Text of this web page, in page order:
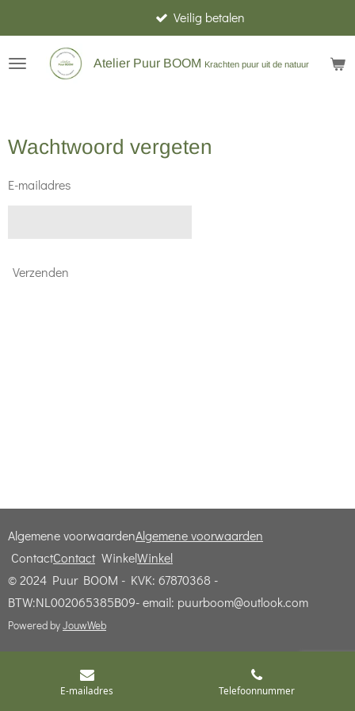
direct
naar
Atelier Puur BOOM Krachten puur uit de natuur
Veilig betalen
Wachtwoord vergeten
E-mailadres
Verzenden
Algemene voorwaardenAlgemene voorwaarden
ContactContactWinkelWinkel
© 2024 Puur BOOM - KVK: 67870368 -
BTW:NL002065385B09- email: puurboom@outlook.com
Powered byJouwWeb
E-mailadres Telefoonnummer